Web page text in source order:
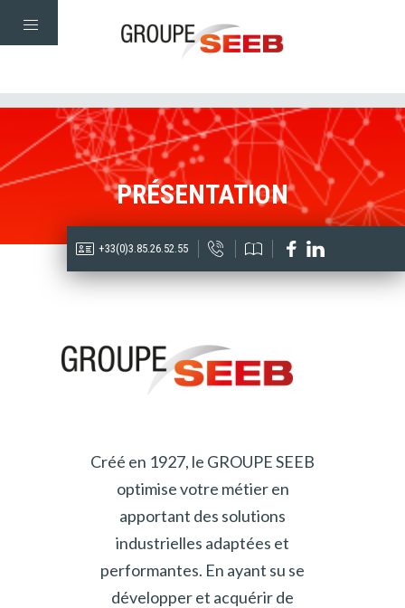
PRÉSENTATION
+33(0)3.85.26.52.55
Créé en 1927, le GROUPE SEEB
optimise votre métier en
apportant des solutions
industrielles adaptées et
performantes. En ayant su se
développer et acquérir de